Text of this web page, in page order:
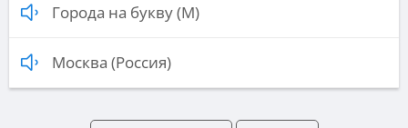
Города на букву (М)
Москва (Россия)